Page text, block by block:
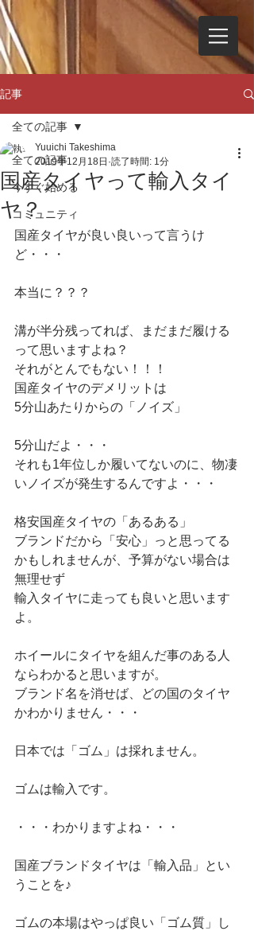
記事
全ての記事
今すぐ始める
コミュニティ
全ての記事
国産タイヤって輸入タイ
ヤ？
Yuuichi Takeshima
2019年12月18日 読了時間: 1分
国産タイヤが良い良いって言うけ
ど・・・
本当に？？？
溝が半分残ってれば、まだまだ履ける
って思いますよね？
それがとんでもない！！！
国産タイヤのデメリットは
5分山あたりからの「ノイズ」
5分山だよ・・・
それも1年位しか履いてないのに、物凄
いノイズが発生するんですよ・・・
格安国産タイヤの「あるある」
ブランドだから「安心」っと思ってる
かもしれませんが、予算がない場合は
無理せず
輸入タイヤに走っても良いと思います
よ。
ホイールにタイヤを組んだ事のある人
ならわかると思いますが。
ブランド名を消せば、どの国のタイヤ
かわかりません・・・
日本では「ゴム」は採れません。
ゴムは輸入です。
・・・わかりますよね・・・
国産ブランドタイヤは「輸入品」とい
うことを♪
ゴムの本場はやっぱ良い「ゴム質」し